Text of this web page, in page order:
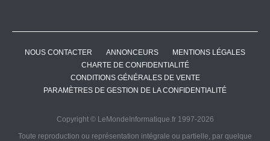
NOUS CONTACTER ANNONCEURS
MENTIONS LÉGALES
CHARTE DE CONFIDENTIALITÉ
CONDITIONS GÉNÉRALES DE VENTE
PARAMÈTRES DE GESTION DE LA CONFIDENTIALITÉ
Copyright © LeMondeInformatique.fr 1997-2026
Toute reproduction ou représentation intégrale ou partielle, par quelque